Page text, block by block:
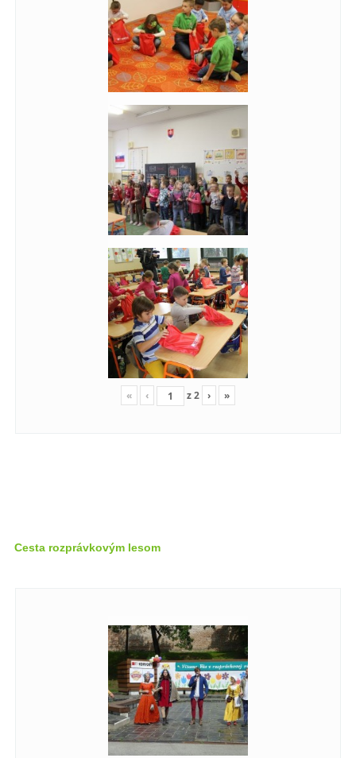
« ‹ z2 › »
Cesta rozprávkovým lesom